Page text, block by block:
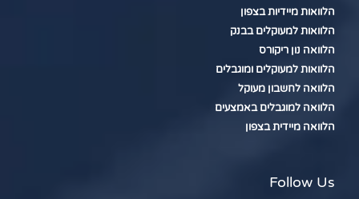
הלוואות מיידיות בצפון
הלוואות למעוקלים בבנק
הלוואה נון ריקורס
הלוואות למעוקלים ומוגבלים
הלוואה לחשבון מעוקל
הלוואה למוגבלים באמצעים
הלוואה מיידית בצפון
Follow Us